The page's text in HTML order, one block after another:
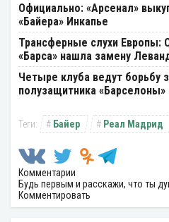
Официально: «Арсенал»
«Байера» Инкапье
Трансферные слухи Европы:
«Барса» нашла замену
Четыре клуба ведут борьбу
полузащитника «Барселоны»
Байер Реал Мадрид
Комментарии
Будь первым и расскажи, что ты
Комментировать